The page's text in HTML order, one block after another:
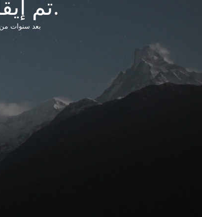
تم إيقاف خدمات شبكة التشريعات الليبية.
بعد سنوات من